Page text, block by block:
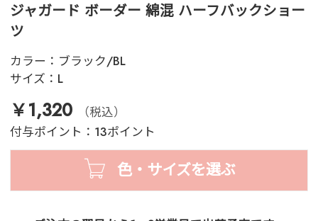
ジャガード ボーダー 綿混 ハーフバックショー
ツ
カラー： ブラック/BL
サイズ： L
￥1,320
（税込）
付与ポイント：13ポイント
色・サイズを選ぶ